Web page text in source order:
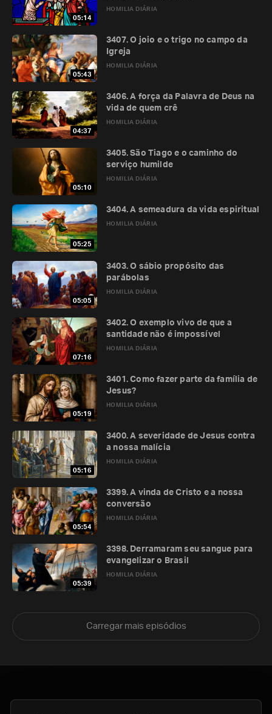
05:14
HOMILIA DIÁRIA
05:43
HOMILIA DIÁRIA
3407. O joio e o trigo no campo da
Igreja
04:37
HOMILIA DIÁRIA
3406. A força da Palavra de Deus na
vida de quem crê
05:10
HOMILIA DIÁRIA
3405. São Tiago e o caminho do
serviço humilde
05:25
HOMILIA DIÁRIA
3404. A semeadura da vida espiritual
05:05
HOMILIA DIÁRIA
3403. O sábio propósito das
parábolas
07:16
HOMILIA DIÁRIA
3402. O exemplo vivo de que a
santidade não é impossível
05:19
HOMILIA DIÁRIA
3401. Como fazer parte da família de
Jesus?
05:16
HOMILIA DIÁRIA
3400. A severidade de Jesus contra
a nossa malícia
05:54
HOMILIA DIÁRIA
3399. A vinda de Cristo e a nossa
conversão
05:39
HOMILIA DIÁRIA
3398. Derramaram seu sangue para
evangelizar o Brasil
Carregar mais episódios